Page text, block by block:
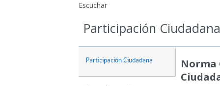
Escuchar
Participación Ciudadana
Participación Ciudadana
Norma